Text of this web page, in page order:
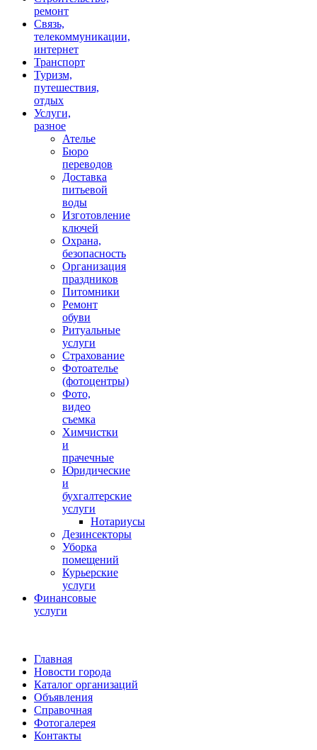
ремонт
Связь,
телекоммуникации,
интернет
Транспорт
Туризм,
путешествия,
отдых
Услуги,
разное
Ателье
Бюро
переводов
Доставка
питьевой
воды
Изготовление
ключей
Охрана,
безопасность
Организация
праздников
Питомники
Ремонт
обуви
Ритуальные
услуги
Страхование
Фотоателье
(фотоцентры)
Фото,
видео
съемка
Химчистки
и
прачечные
Юридические
и
бухгалтерские
услуги
Нотариусы
Дезинсекторы
Уборка
помещений
Курьерские
услуги
Финансовые
услуги
Главная
Новости города
Каталог организаций
Объявления
Справочная
Фотогалерея
Контакты